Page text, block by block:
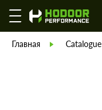
Главная Catalogue